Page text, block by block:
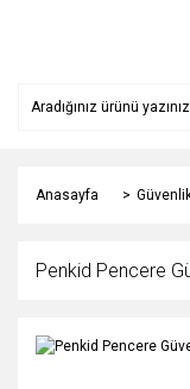
Anasayfa
Penkid Pencere